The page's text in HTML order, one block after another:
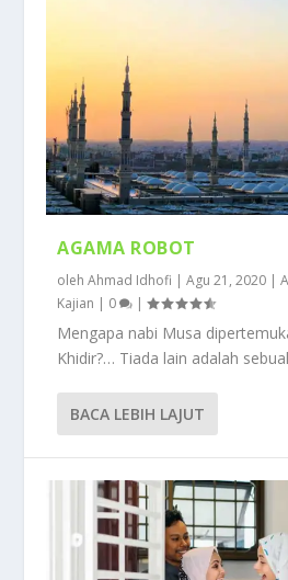
AGAMA ROBOT
olehAhmad Idhofi |Agu 21, 2020 |
Kajian | 0 |
Mengapa nabi Musa
Khidir?… Tiada lain adalah
BACA LEBIH LAJUT